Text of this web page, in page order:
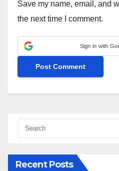
Save my name, email, and
the next time I comment.
Sign in with
Recent Posts